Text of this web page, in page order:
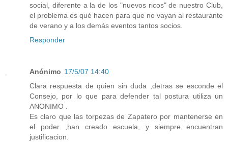
social, diferente a la de los "nuevos ricos" de nuestro Club,
el problema es qué hacen para que no vayan al restaurante
de verano y a los demás eventos tantos socios.
Responder
Anónimo 17/5/07 14:40
Clara respuesta de quien sin duda ,detras se esconde el
Consejo, por lo que para defender tal postura utiliza un
ANONIMO .
Es claro que las torpezas de Zapatero por mantenerse en
el poder ,han creado escuela, y siempre encuentran
justificacion.